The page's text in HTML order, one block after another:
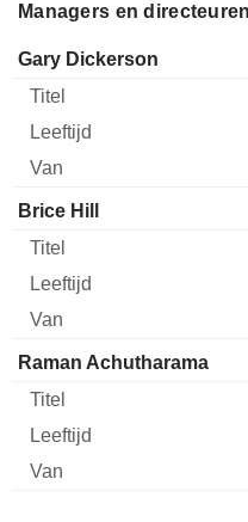
Managers en
Bedrijfsleider Titel
Gary Dickerson
Brice Hill
Raman Achutharama